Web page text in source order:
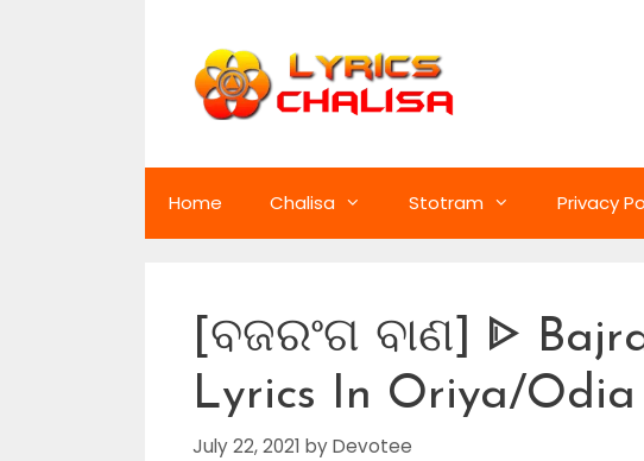
Home Chalisa Stotram Privacy
[ବଜରଂଗ ବାଣ] ᐈ
Lyrics In Oriya/
July 22, 2021 byDevotee